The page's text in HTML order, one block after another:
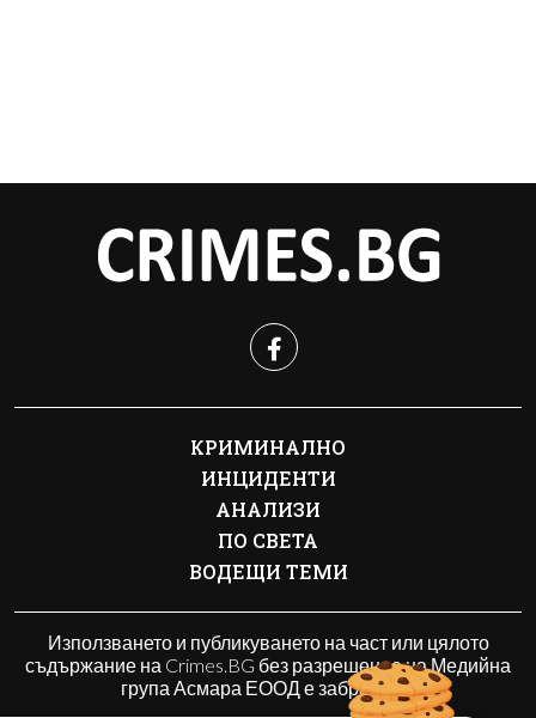
КРИМИНАЛНО
ИНЦИДЕНТИ
АНАЛИЗИ
ПО СВЕТА
ВОДЕЩИ ТЕМИ
Използването и публикуването на част или цялото
съдържание на Crimes.BG без разрешение на Медийна
група Асмара ЕООД е забранено.